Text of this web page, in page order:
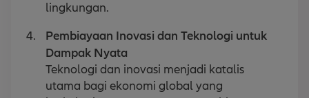
lingkungan.
Pembiayaan Inovasi dan Teknologi untuk
Dampak Nyata
Teknologi dan inovasi menjadi katalis
utama bagi ekonomi global yang